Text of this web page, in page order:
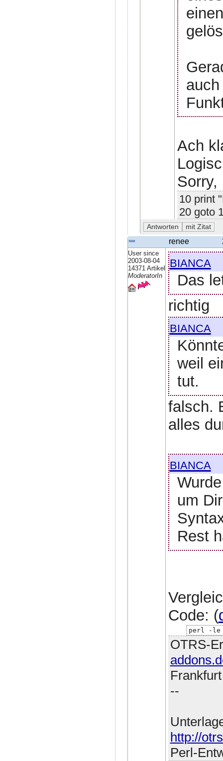
Ach
Sorry,
10 print
20 goto
renee
User since
2003-08-04
14371 Artikel
ModeratorIn
bianca
Das
richtig
bianca
weil
tut.
falsch.
alles
bianca
um
Rest
Code: (
perl -le
OTRS-
--
http://
Perl-